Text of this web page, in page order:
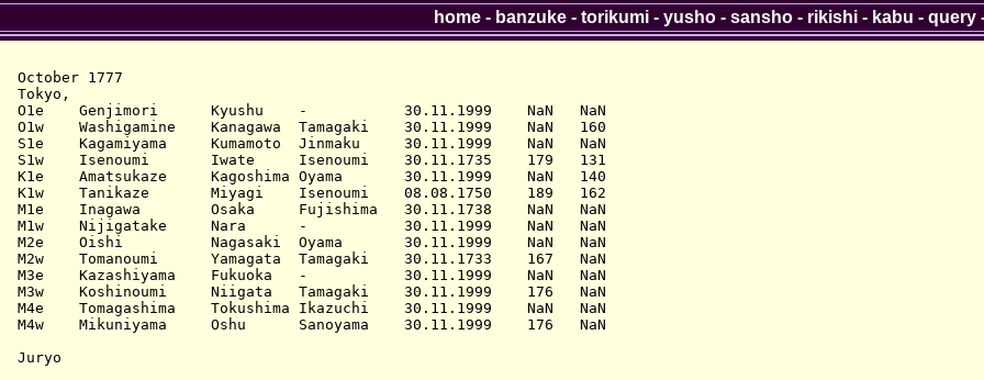
October 1777
Tokyo,
O1e    Genjimori      Kyushu    -           30.11.1999    NaN   NaN
O1w    Washigamine    Kanagawa  Tamagaki    30.11.1999    NaN   160
S1e    Kagamiyama     Kumamoto  Jinmaku     30.11.1999    NaN   NaN
S1w    Isenoumi       Iwate     Isenoumi    30.11.1735    179   131
K1e    Amatsukaze     Kagoshima Oyama       30.11.1999    NaN   140
K1w    Tanikaze       Miyagi    Isenoumi    08.08.1750    189   162
M1e    Inagawa        Osaka     Fujishima   30.11.1738    NaN   NaN
M1w    Nijigatake     Nara      -           30.11.1999    NaN   NaN
M2e    Oishi          Nagasaki  Oyama       30.11.1999    NaN   NaN
M2w    Tomanoumi      Yamagata  Tamagaki    30.11.1733    167   NaN
M3e    Kazashiyama    Fukuoka   -           30.11.1999    NaN   NaN
M3w    Koshinoumi     Niigata   Tamagaki    30.11.1999    176   NaN
M4e    Tomagashima    Tokushima Ikazuchi    30.11.1999    NaN   NaN
M4w    Mikuniyama     Oshu      Sanoyama    30.11.1999    176   NaN
Juryo
home- banzuke- torikumi- yusho- sansho- rikishi- kabu - query